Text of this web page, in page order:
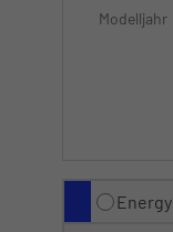
Modelljahr